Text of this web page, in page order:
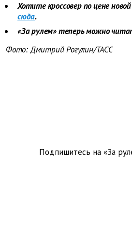
Хотите кроссовер по цене
сюда.
«За рулем» теперь можно
Фото: Дмитрий Рогулин/ТАСС
Подпишитесь на «За